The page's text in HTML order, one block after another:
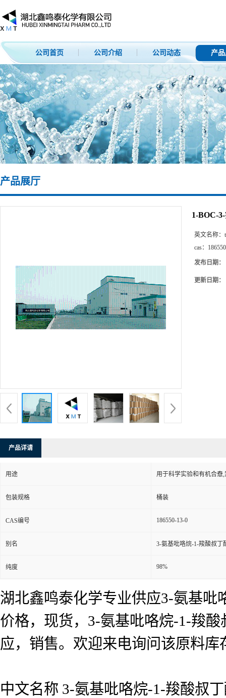
公司首页 公司介绍 公司动态 产
产品展厅
1-BOC-
英文名称：
cas：
发布日期：
更新日期：
产品详请
用途 用于科学实验和有机合憃
包装规格 桶装
CAS编号 186550-13-0
别名 3-氨基吡咯烷-1-羧酸叔丁
纯度 98%
湖北鑫鸣泰化学专业供应3-氨基吡
价格，现货，3-氨基吡咯烷-1-羧
应，销售。欢迎来电询问该原料库
中文名称 3-氨基吡咯烷-1-羧酸叔